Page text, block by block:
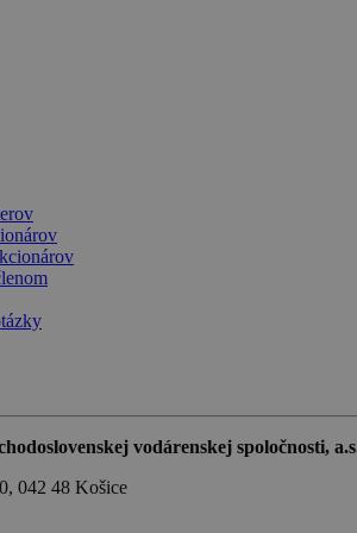
vodárenskej spoločnosti,
042 48 Košice